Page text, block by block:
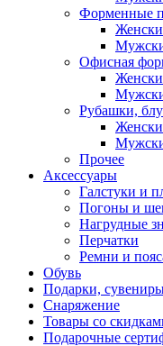
Форменные
Офисная
Рубашки,
Прочее
Аксессуары
Галстуки и
Погоны и
Нагрудные
Перчатки
Ремни и
Обувь
Подарки,
Снаряжение
Товары со
Подарочные